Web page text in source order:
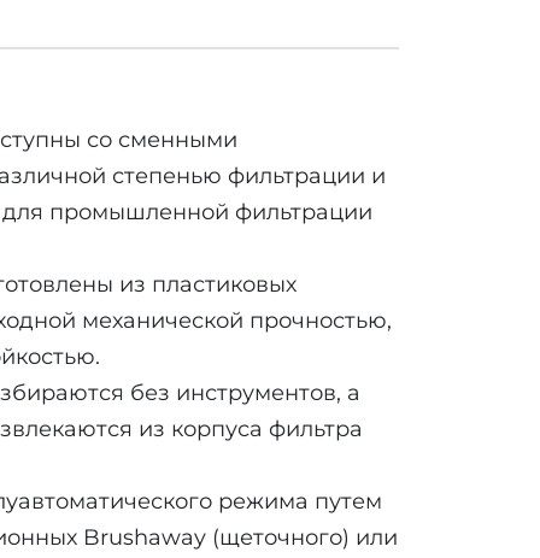
со сменными
степенью фильтрации и
промышленной фильтрации
из пластиковых
механической прочностью,
без инструментов, а
из корпуса фильтра
режима путем
Brushaway (щеточного) или